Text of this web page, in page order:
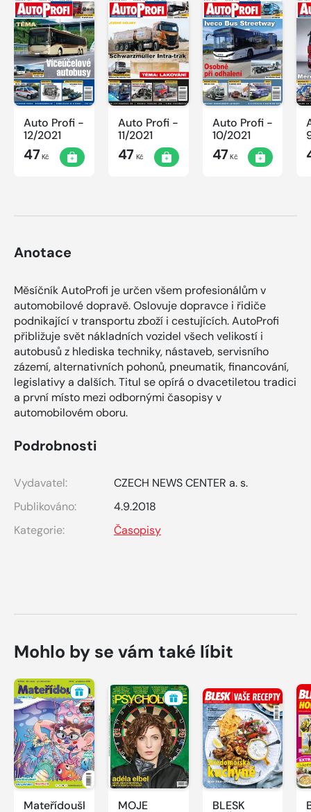
Auto Profi -
12/2021
47 Kč
Auto Profi -
11/2021
47 Kč
Auto Profi -
10/2021
47Kč
Anotace
Měsíčník AutoProfi je určen všem profesionálům v
automobilové dopravě. Oslovuje dopravce i řidiče
podnikající v transportu zboží i cestujících. AutoProfi
přibližuje svět nákladních vozidel všech velikostí i
autobusů z hlediska techniky, nástaveb, servisního
zázemí, alternativních pohonů, pneumatik, financování,
legislativy a dalších. Titul se opírá o dvacetiletou tradici
a první místo mezi odbornými časopisy v
automobilovém oboru.
Podrobnosti
Vydavatel:
CZECH NEWS CENTER a. s.
Publikováno:
4.9.2018
Kategorie:
Časopisy
Mohlo by se vám také líbit
Mateřídouška
MOJE
BLESK